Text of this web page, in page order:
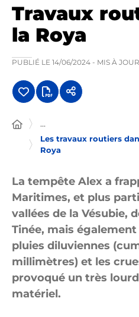
Travaux
la Roya
PUBLIÉ LE 14/06/2024 - MIS À
...
Les travaux routiers
Roya
La tempête Alex a
Maritimes, et plus
vallées de la Vésubie,
Tinée, mais également
pluies diluviennes
millimètres) et les
provoqué un très
matériel.